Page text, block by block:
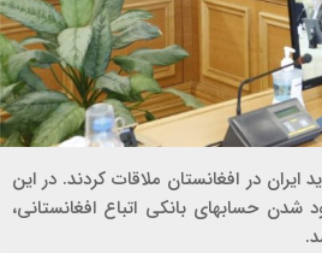
ایران در افغانستان ملاقات کردند. در این
نشست، به مشکلات و مسائل مربوط به تجارت بین دو کشور مانند مسدود شدن حساب‎های بانکی اتباع افغانستانی،